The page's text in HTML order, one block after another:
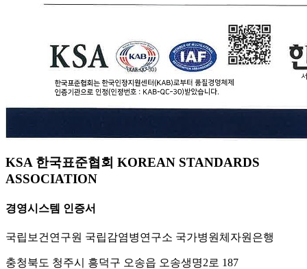
KSA 한국표준협회 KOREAN STANDARDS
ASSOCIATION
경영시스템 인증서
국립보건연구원 국립감염병연구소 국가병원체자원은행
충청북도 청주시 흥덕구 오송읍 오송생명2로 187